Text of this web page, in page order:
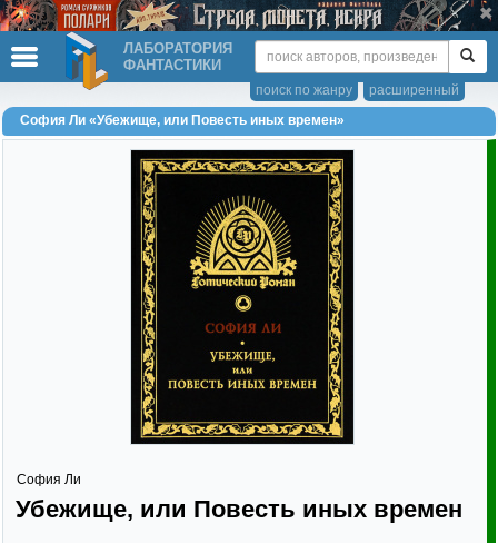
ЛАБОРАТОРИЯ
ФАНТАСТИКИ
расширенный
поиск по жанру
София Ли «Убежище, или Повесть иных времен»
София Ли
Убежище, или Повесть иных времен